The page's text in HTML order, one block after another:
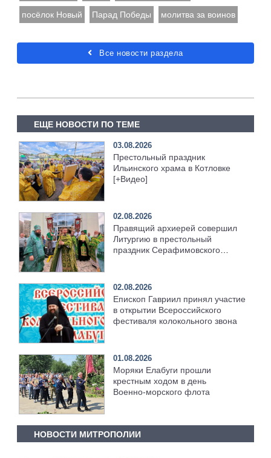
посёлок Новый Парад Победы молитва за воинов
Все новости раздела
ЕЩЕ НОВОСТИ ПО ТЕМЕ
03.08.2026
Престольный праздник
Ильинского храма в Котловке
[+Видео]
02.08.2026
Правящий архиерей совершил
Литургию в престольный
праздник Серафимовского
02.08.2026
Епископ Гавриил принял участие
в открытии Всероссийского
фестиваля колокольного звона
01.08.2026
Моряки Елабуги прошли
крестным ходом в день
Военно‑морского флота
НОВОСТИ МИТРОПОЛИИ